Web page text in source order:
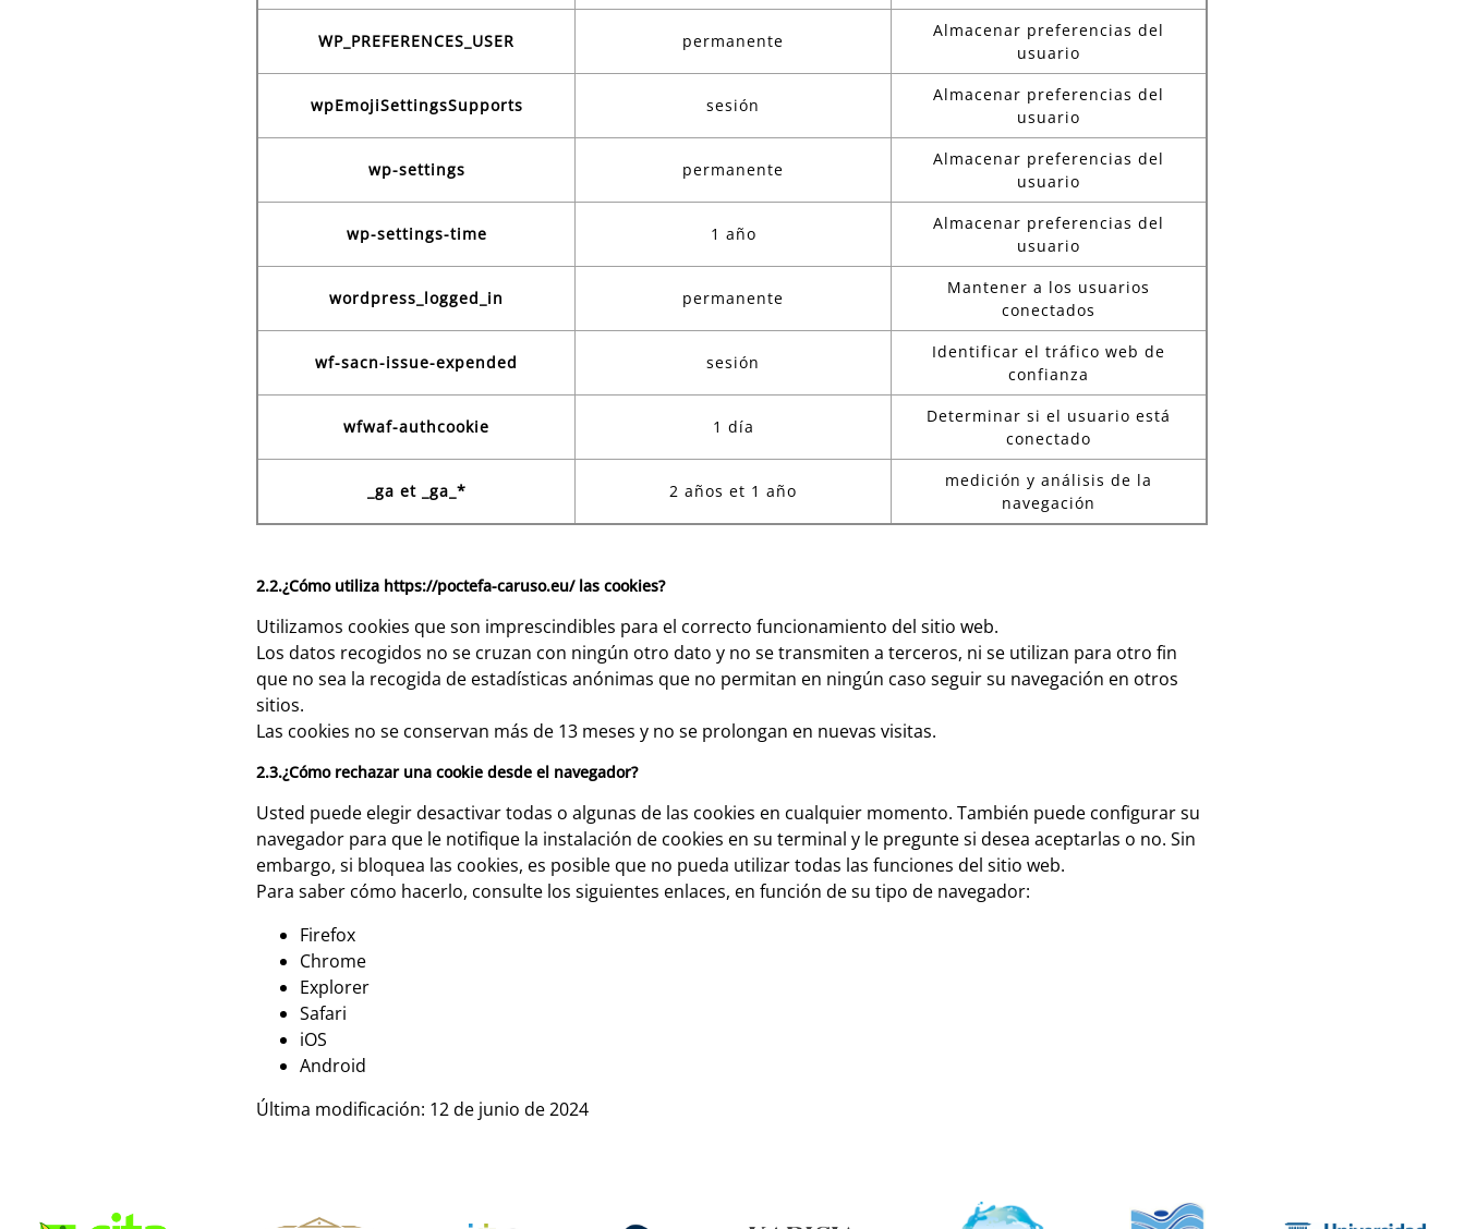
WP_PREFERENCES_USER permanente
Almacenar preferencias del
usuario
wpEmojiSettingsSupports sesión
Almacenar preferencias del
usuario
wp-settings permanente
Almacenar preferencias del
usuario
wp-settings-time 1 año
Almacenar preferencias del
usuario
wordpress_logged_in permanente
Mantener a los usuarios
conectados
wf-sacn-issue-expended sesión
Identificar el tráfico web de
confianza
wfwaf-authcookie 1 día
Determinar si el usuario está
conectado
_ga et _ga_* 2 años et 1 año
medición y análisis de la
navegación
2.2.¿Cómo utiliza https://poctefa-caruso.eu/ las cookies?
Utilizamos cookies que son imprescindibles para el correcto funcionamiento del sitio web.
Los datos recogidos no se cruzan con ningún otro dato y no se transmiten a terceros, ni se utilizan para otro fin
que no sea la recogida de estadísticas anónimas que no permitan en ningún caso seguir su navegación en otros
sitios.
Las cookies no se conservan más de 13 meses y no se prolongan en nuevas visitas.
2.3.¿Cómo rechazar una cookie desde el navegador?
Usted puede elegir desactivar todas o algunas de las cookies en cualquier momento. También puede configurar su
navegador para que le notifique la instalación de cookies en su terminal y le pregunte si desea aceptarlas o no. Sin
embargo, si bloquea las cookies, es posible que no pueda utilizar todas las funciones del sitio web.
Para saber cómo hacerlo, consulte los siguientes enlaces, en función de su tipo de navegador:
Firefox
Chrome
Explorer
Safari
iOS
Android
Última modificación: 12 de junio de 2024